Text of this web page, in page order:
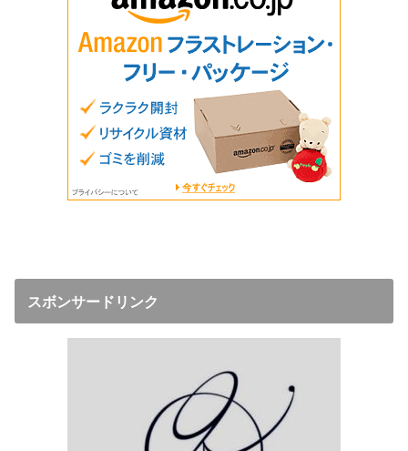
スボンサードリンク